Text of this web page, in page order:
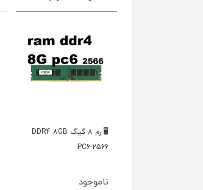
رم 4 گیگ DDR3 PC-L3
کامپیوتر
ناموجود